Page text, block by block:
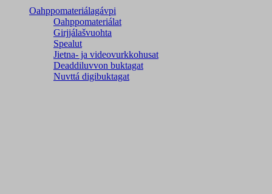
Oahppomateriálagávpi
Oahppomateriálat
Girjjálašvuohta
Spealut
Jietna- ja videovurkkohusat
Deaddiluvvon buktagat
Nuvttá digibuktagat